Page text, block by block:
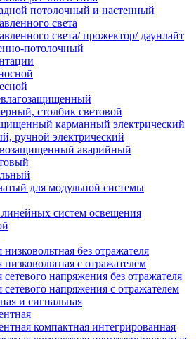
потолочный и настенный
света
света/ прожектор/ даунлайт
потолочный
столбик световой
карманный электрический
ручной электрический
аварийный
для модульной системы
систем освещения
без отражателя
с отражателем
напряжения без отражателя
сетевого напряжения с отражателем
и сигнальная
компактная интегрированная